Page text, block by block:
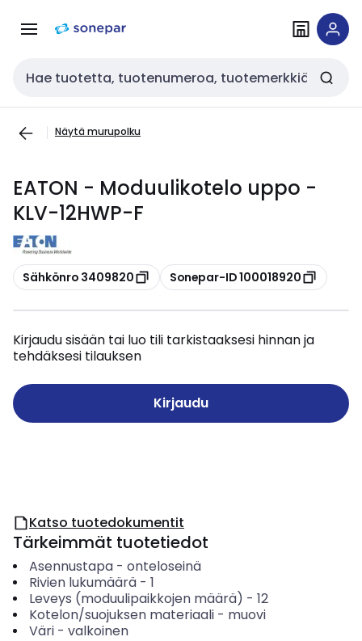
navigointiinsisältöön
Haku
Näytä murupolku
EATON - Moduulikotelo uppo -
KLV-12HWP-F
Kopioi
Sähkönro 3409820 Kopioi
Sonepar-ID 100018920
Kirjaudu sisään tai luo tili tarkistaaksesi hinnan ja
tehdäksesi tilauksen
Kirjaudu
Katso tuotedokumentit
Tärkeimmät tuotetiedot
Asennustapa- onteloseinä
Rivien lukumäärä- 1
Leveys (moduulipaikkojen määrä) - 12
Kotelon/suojuksen materiaali- muovi
Väri- valkoinen